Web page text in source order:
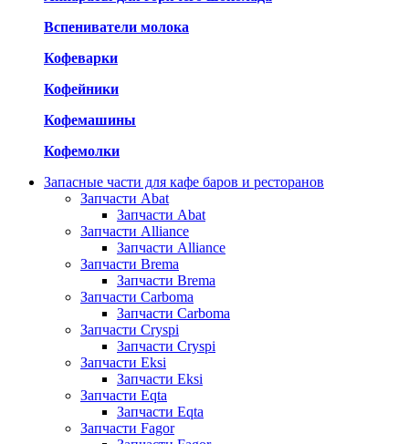
Вспениватели молока
Кофеварки
Кофейники
Кофемашины
Кофемолки
Запасные части для кафе баров и ресторанов
Запчасти Abat
Запчасти Abat
Запчасти Alliance
Запчасти Alliance
Запчасти Brema
Запчасти Brema
Запчасти Carboma
Запчасти Carboma
Запчасти Cryspi
Запчасти Cryspi
Запчасти Eksi
Запчасти Eksi
Запчасти Eqta
Запчасти Eqta
Запчасти Fagor